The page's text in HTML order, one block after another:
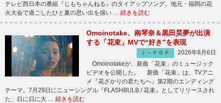
テレビ西日本の番組『じもちゃんねる』のタイアップソング。地元・福岡の花
火大会で過ごしたひと夏の思い出を描い … 続きを読む
Omoinotake、南琴奈＆黒田昊夢が出演
する「花束」MVで“好き”を表現
Ｊ－ＰＯＰ
2026年8月6日
Omoinotakeが、新曲「花束」のミュージック
ビデオを公開した。 新曲「花束」は、TVアニ
メ『花ざかりの君たちへ』第2期のエンディング
テーマ。7月29日にニューシングル『FLASHBULB / 花束』としてリリースされ
た、日に日に大 … 続きを読む